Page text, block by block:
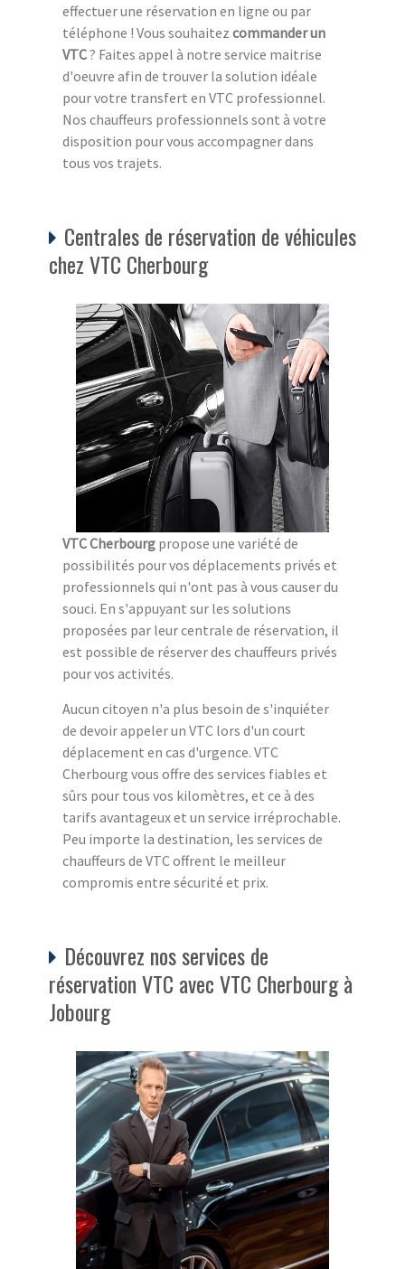
effectuer une réservation en ligne ou par
téléphone ! Vous souhaitez commander un
VTC? Faites appel à notre service maitrise
d'oeuvre afin de trouver la solution idéale
pour votre transfert en VTC professionnel.
Nos chauffeurs professionnels sont à votre
disposition pour vous accompagner dans
tous vos trajets.
Centrales de réservation de véhicules
chez VTC Cherbourg
VTC Cherbourg propose une variété de
possibilités pour vos déplacements privés et
professionnels qui n'ont pas à vous causer du
souci. En s'appuyant sur les solutions
proposées par leur centrale de réservation, il
est possible de réserver des chauffeurs privés
pour vos activités.
Aucun citoyen n'a plus besoin de s'inquiéter
de devoir appeler un VTC lors d'un court
déplacement en cas d'urgence. VTC
Cherbourg vous offre des services fiables et
sûrs pour tous vos kilomètres, et ce à des
tarifs avantageux et un service irréprochable.
Peu importe la destination, les services de
chauffeurs de VTC offrent le meilleur
compromis entre sécurité et prix.
Découvrez nos services de
réservation VTC avec VTC Cherbourg à
Jobourg